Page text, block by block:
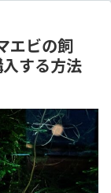
エビの飼
する方法